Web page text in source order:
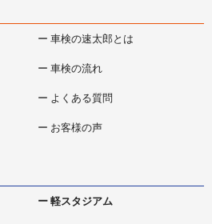
ー 車検の速太郎とは
ー 車検の流れ
ー よくある質問
ー お客様の声
ー 軽スタジアム